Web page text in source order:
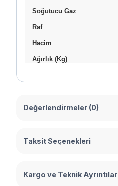
Soğutucu Gaz
Raf
Hacim
Ağırlık (Kg)
Değerlendirmeler (0)
Taksit Seçenekleri
Kargo ve Teknik Ayrıntılar